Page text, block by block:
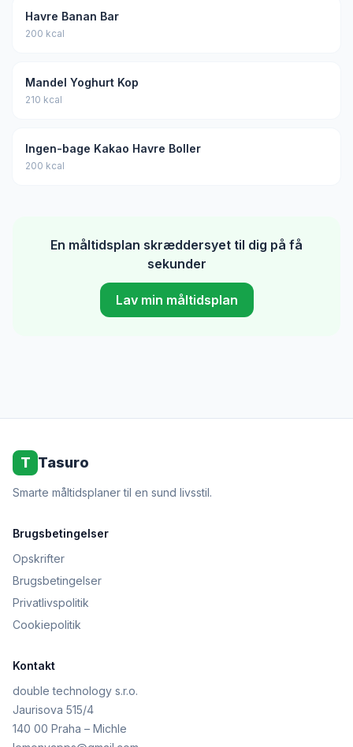
Havre Banan Bar
200 kcal
Mandel Yoghurt Kop
210 kcal
Ingen-bage Kakao Havre Boller
200 kcal
En måltidsplan skræddersyet til dig på få
sekunder
Lav min måltidsplan
T Tasuro
Smarte måltidsplaner til en sund livsstil.
Brugsbetingelser
Opskrifter
Brugsbetingelser
Privatlivspolitik
Cookiepolitik
Kontakt
double technology s.r.o.
Jaurisova 515/4
140 00 Praha – Michle